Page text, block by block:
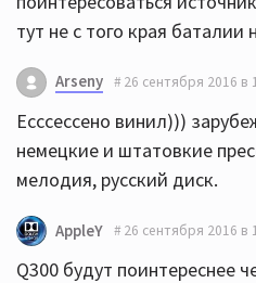
тут не с того края баталии
Arseny 26 сентября 2016 в
Есссессено винил)))
немецкие и штатовкие
мелодия, русский диск.
AppleY 26 сентября 2016 в
Q300 будут поинтереснее